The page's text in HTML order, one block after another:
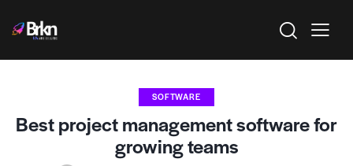
SOFTWARE
Best project management software for
growing teams